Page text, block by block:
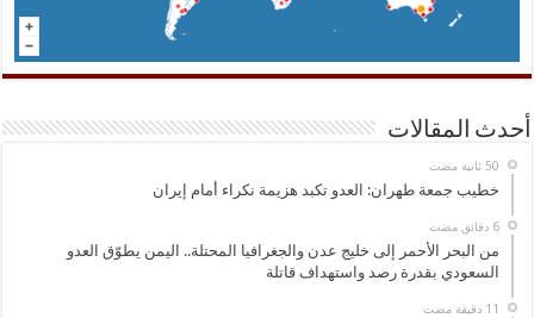
أحدث المقالات
خطيب جمعة طهران: العدو تكبد هزيمة نكراء أمام إيران
‏6 دقائق مضت
من البحر الأحمر إلى خليج عدن والجغرافيا المحتلة.. اليمن يطوّق العدو
السعودي بقدرة رصد واستهداف قاتلة